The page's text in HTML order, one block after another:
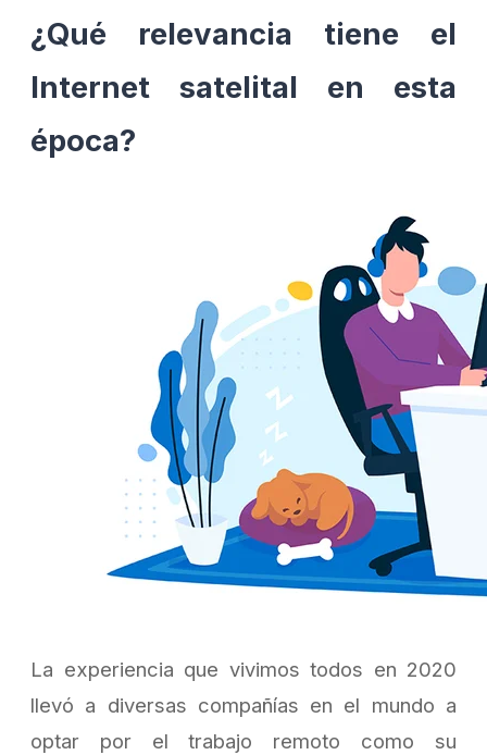
¿Qué relevancia tiene el
Internet satelital en esta
época?
La experiencia que vivimos todos en 2020
llevó a diversas compañías en el mundo a
optar por el trabajo remoto como su